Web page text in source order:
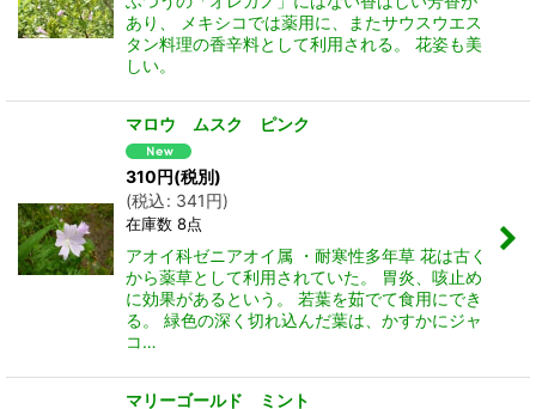
あり、 メキシコでは薬用に、またサウスウエス
タン料理の香辛料として利用される。 花姿も美
しい。
マロウ ムスク ピンク
310円(税別)
(税込: 341円)
在庫数 8点
アオイ科ゼニアオイ属 ・耐寒性多年草 花は古く
から薬草として利用されていた。 胃炎、咳止め
に効果があるという。 若葉を茹でて食用にでき
る。 緑色の深く切れ込んだ葉は、かすかにジャ
コ…
マリーゴールド ミント